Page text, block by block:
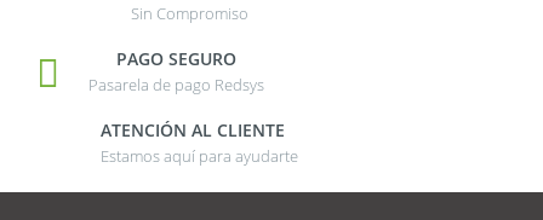
Sin Compromiso
PAGO SEGURO
Pasarela de pago Redsys
ATENCIÓN AL CLIENTE
Estamos aquí para ayudarte